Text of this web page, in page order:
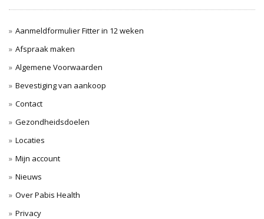
Aanmeldformulier Fitter in 12 weken
Afspraak maken
Algemene Voorwaarden
Bevestiging van aankoop
Contact
Gezondheidsdoelen
Locaties
Mijn account
Nieuws
Over Pabis Health
Privacy